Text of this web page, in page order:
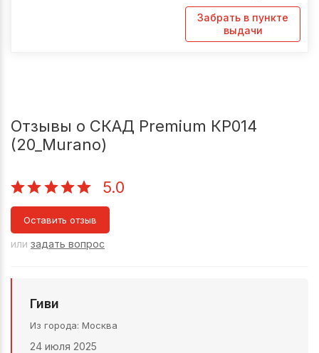
Забрать в пункте
выдачи
Отзывы о СКАД Premium КР014
(20_Murano)
5.0
Оставить отзыв
или задать вопрос
Гиви
Из города Москва
24 июля 2025